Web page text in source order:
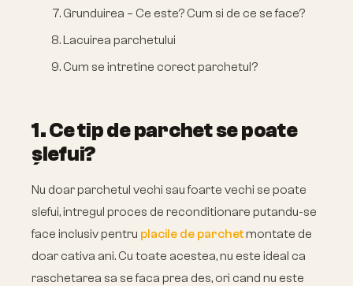
Grunduirea – Ce este? Cum si de ce se face?
Lacuirea parchetului
Cum se intretine corect parchetul?
1. Ce tip de parchet se poate
șlefui?
Nu doar parchetul vechi sau foarte vechi se poate
slefui, intregul proces de reconditionare putandu-se
face inclusiv pentru placile de parchetmontate de
doar cativa ani. Cu toate acestea, nu este ideal ca
raschetarea sa se faca prea des, ori cand nu este